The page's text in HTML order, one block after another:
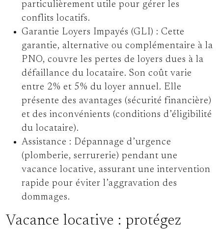
particulièrement utile pour gérer les
conflits locatifs.
Garantie Loyers Impayés (GLI) : Cette
garantie, alternative ou complémentaire à la
PNO, couvre les pertes de loyers dues à la
défaillance du locataire. Son coût varie
entre 2% et 5% du loyer annuel. Elle
présente des avantages (sécurité financière)
et des inconvénients (conditions d’éligibilité
du locataire).
Assistance : Dépannage d’urgence
(plomberie, serrurerie) pendant une
vacance locative, assurant une intervention
rapide pour éviter l’aggravation des
dommages.
Vacance locative : protégez